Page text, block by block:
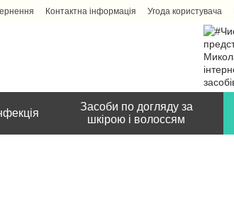
Контактна інформація Угода користувача
Засоби по догляду за
шкірою і волоссям